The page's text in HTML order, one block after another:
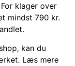
klager over
mindst 790 kr.
kan du
Læs mere